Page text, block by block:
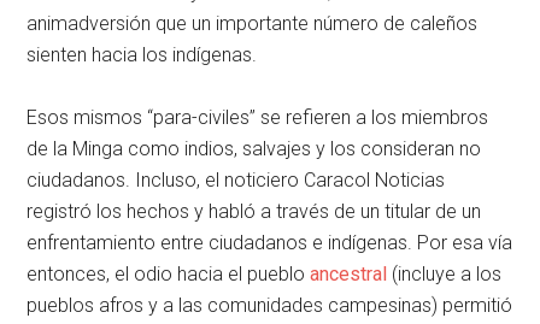
animadversión que un importante número de caleños
sienten hacia los indígenas.
Esos mismos “para-civiles” se refieren a los miembros
de la Minga como indios, salvajes y los consideran no
ciudadanos. Incluso, el noticiero Caracol Noticias
registró los hechos y habló a través de un titular de un
enfrentamiento entre ciudadanos e indígenas. Por esa vía
entonces, el odio hacia el puebloancestral (incluye a los
pueblos afros y a las comunidades campesinas) permitió